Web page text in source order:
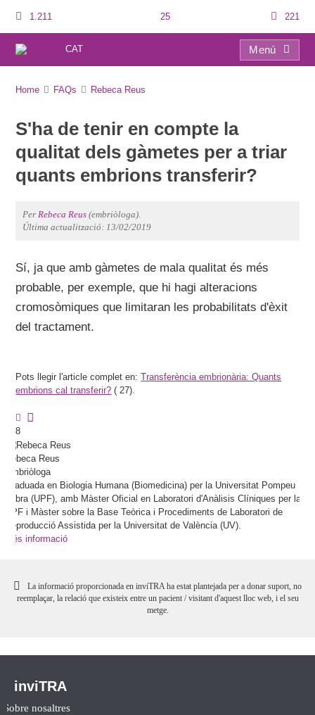
1.211 25 221
CAT
Menú
Home FAQs Rebeca Reus
S'ha de tenir en compte la
qualitat dels gàmetes per a triar
quants embrions transferir?
PerRebeca Reus (embriòloga).
Última actualització: 13/02/2019
Sí, ja que amb gàmetes de mala qualitat és més
probable, per exemple, que hi hagi alteracions
cromosòmiques que limitaran les probabilitats d'èxit
del tractament.
Pots llegir l'article complet en:Transferència embrionària: Quants
embrions cal transferir? ( 27).
8
Rebeca Reus
Embriòloga
Graduada en Biologia Humana (Biomedicina) per la Universitat Pompeu
Fabra (UPF), amb Màster Oficial en Laboratori d'Anàlisis Clíniques per la
UPF i Màster sobre la Base Teòrica i Procediments de Laboratori de
Reproducció Assistida per la Universitat de València (UV).
Més informació
La informació proporcionada en inviTRA ha estat plantejada per a donar suport, no
reemplaçar, la relació que existeix entre un pacient / visitant d'aquest lloc web, i el seu
metge.
inviTRA
Sobre nosaltres